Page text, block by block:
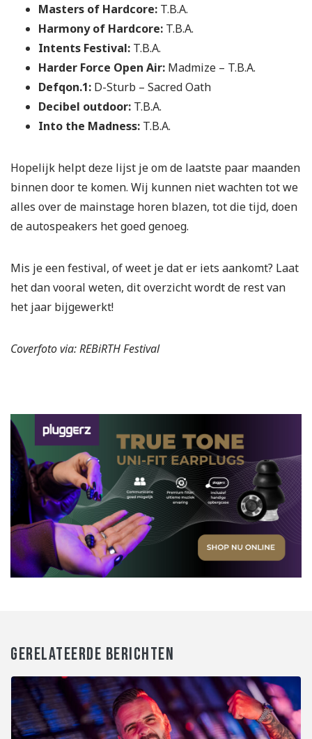
Masters of Hardcore: T.B.A.
Harmony of Hardcore: T.B.A.
Intents Festival: T.B.A.
Harder Force Open Air: Madmize – T.B.A.
Defqon.1: D-Sturb – Sacred Oath
Decibel outdoor: T.B.A.
Into the Madness: T.B.A.
Hopelijk helpt deze lijst je om de laatste paar maanden
binnen door te komen. Wij kunnen niet wachten tot we
alles over de mainstage horen blazen, tot die tijd, doen
de autospeakers het goed genoeg.
Mis je een festival, of weet je dat er iets aankomt? Laat
het dan vooral weten, dit overzicht wordt de rest van
het jaar bijgewerkt!
Coverfoto via: REBiRTH Festival
GERELATEERDE BERICHTEN